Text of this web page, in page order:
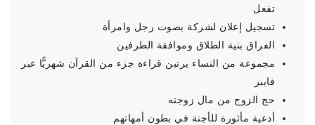
تفعل
تسجيل إعلان لشركة بصوت رجل وامرأة
الفراق بنية الطلاق وموافقة الطرفين
مجموعة من النساء يرتبن قراءة جزء من القرآن شهريًّا عبر
فايبر
حج الزوج من مال زوجته
أدعية مأثورة للأجنة في بطون أمهاتهم